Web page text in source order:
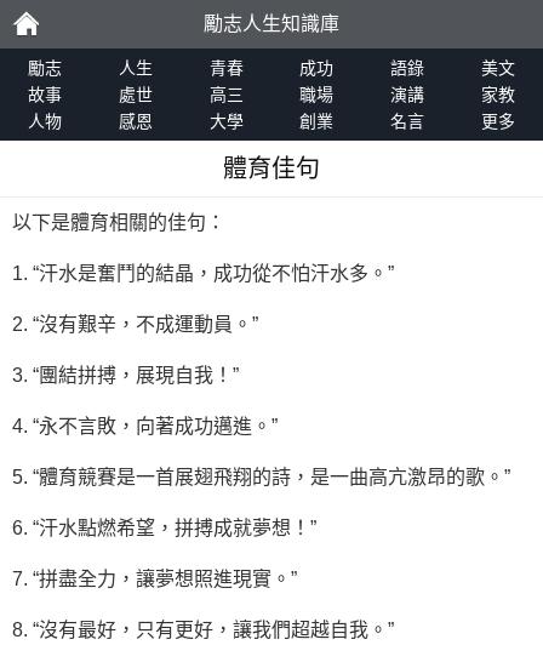
勵
志
勵志人生知識庫
勵志 人生 青春 成功 語錄
美文
故事
處世 高三 職場 演講
家教
人物
感恩 大學 創業 名言 更多
體育佳句
以下是體育相關的佳句：
1. “汗水是奮鬥的結晶，成功從不怕汗水多。”
2. “沒有艱辛，不成運動員。”
3. “團結拼搏，展現自我！”
4. “永不言敗，向著成功邁進。”
5. “體育競賽是一首展翅飛翔的詩，是一曲高亢激昂的歌。”
6. “汗水點燃希望，拼搏成就夢想！”
7. “拼盡全力，讓夢想照進現實。”
8. “沒有最好，只有更好，讓我們超越自我。”